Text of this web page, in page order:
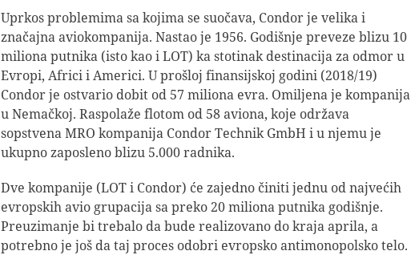
Uprkos problemima sa kojima se suočava, Condor je velika i
značajna aviokompanija. Nastao je 1956. Godišnje preveze blizu 10
miliona putnika (isto kao i LOT) ka stotinak destinacija za odmor u
Evropi, Africi i Americi. U prošloj finansijskoj godini (2018/19)
Condor je ostvario dobit od 57 miliona evra. Omiljena je kompanija
u Nemačkoj. Raspolaže flotom od 58 aviona, koje održava
sopstvena MRO kompanija Condor Technik GmbH i u njemu je
ukupno zaposleno blizu 5.000 radnika.
Dve kompanije (LOT i Condor) će zajedno činiti jednu od najvećih
evropskih avio grupacija sa preko 20 miliona putnika godišnje.
Preuzimanje bi trebalo da bude realizovano do kraja aprila, a
potrebno je još da taj proces odobri evropsko antimonopolsko telo.